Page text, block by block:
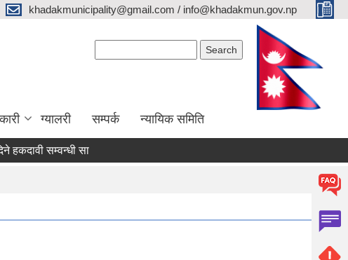
khadakmunicipality@gmail.com / info@khadakmun.gov.np
ग्यालरी सम्पर्क न्यायिक समिति
सम्वन्धी सार्वजनिक सूचना